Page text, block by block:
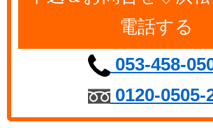
電話する
053-458-
0120-0505-